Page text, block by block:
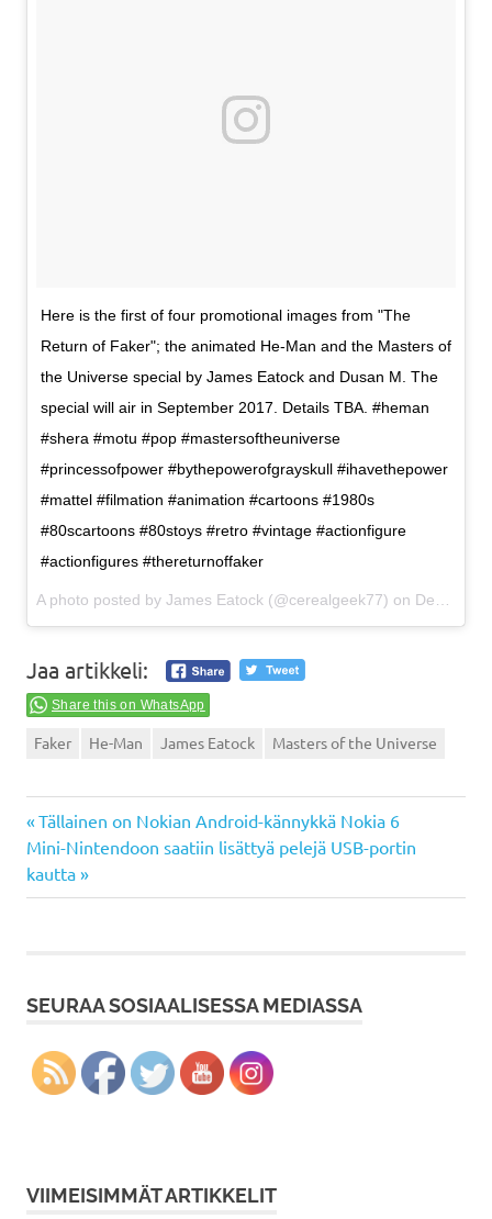
Here is the first of four promotional images from "The
Return of Faker"; the animated He-Man and the Masters of
the Universe special by James Eatock and Dusan M. The
special will air in September 2017. Details TBA. #heman
#shera #motu #pop #mastersoftheuniverse
#princessofpower #bythepowerofgrayskull #ihavethepower
#mattel #filmation #animation #cartoons #1980s
#80scartoons #80stoys #retro #vintage #actionfigure
#actionfigures #thereturnoffaker
A photo posted by James Eatock (@cerealgeek77) on Dec 13, 2016 at 9:58am PST
Jaa artikkeli:
Share this on WhatsApp
Faker He-Man James Eatock Masters of the Universe
Artikkelien
selaus
Previous
Post:
Tällainen on Nokian Android-kännykkä Nokia 6
Next
Post:
Mini-Nintendoon saatiin lisättyä pelejä USB-portin
kautta
SEURAA SOSIAALISESSA MEDIASSA
VIIMEISIMMÄT ARTIKKELIT